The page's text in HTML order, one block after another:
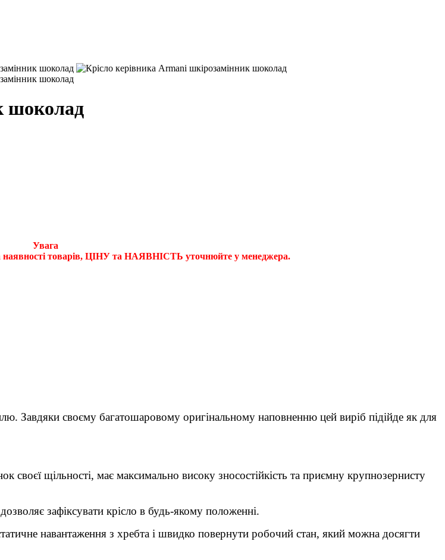
шоколад
Увага
наявності товарів, ЦІНУ та НАЯВНІСТЬ уточнюйте у менеджера.
Завдяки своєму багатошаровому оригінальному наповненню цей виріб підійде як для
своєї щільності, має максимально високу зносостійкість та приємну крупнозернисту
зафіксувати крісло в будь-якому положенні.
навантаження з хребта і швидко повернути робочий стан, який можна досягти